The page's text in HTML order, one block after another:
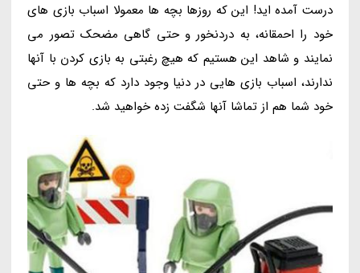
درست آمده اید! این که روزها بچه ها معمولا اسباب بازی های
خود را احمقانه، به دردنخور و حتی گاهی مضحک تصور می
نمایند و شاهد این هستیم که هیچ رغبتی به بازی کردن با آنها
ندارند، اسباب بازی هایی در دنیا وجود دارد که بچه ها و حتی
خود شما هم از تماشا آنها شگفت زده خواهید شد.